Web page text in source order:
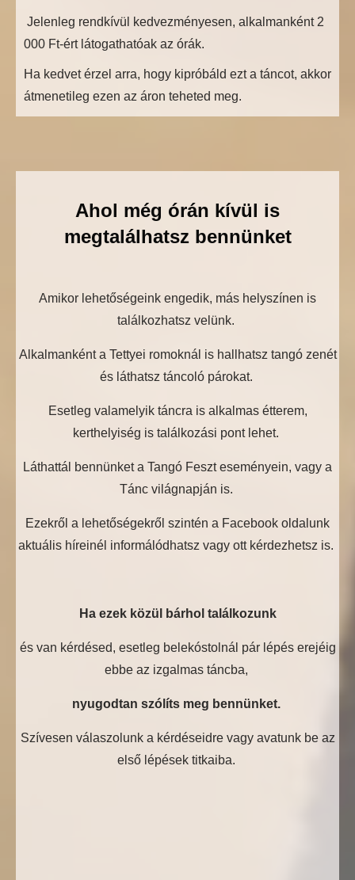
Jelenleg rendkívül kedvezményesen, alkalmanként 2
000 Ft-ért látogathatóak az órák.
Ha kedvet érzel arra, hogy kipróbáld ezt a táncot, akkor
átmenetileg ezen az áron teheted meg.
Ahol még órán kívül is
megtalálhatsz bennünket
Amikor lehetőségeink engedik, más helyszínen is
találkozhatsz velünk.
Alkalmanként a Tettyei romoknál is hallhatsz tangó zenét
és láthatsz táncoló párokat.
Esetleg valamelyik táncra is alkalmas étterem,
kerthelyiség is találkozási pont lehet.
Láthattál bennünket a Tangó Feszt eseményein, vagy a
Tánc világnapján is.
Ezekről a lehetőségekről szintén a Facebook oldalunk
aktuális híreinél informálódhatsz vagy ott kérdezhetsz is.
Ha ezek közül bárhol találkozunk
és van kérdésed, esetleg belekóstolnál pár lépés erejéig
ebbe az izgalmas táncba,
nyugodtan szólíts meg bennünket.
Szívesen válaszolunk a kérdéseidre vagy avatunk be az
első lépések titkaiba.